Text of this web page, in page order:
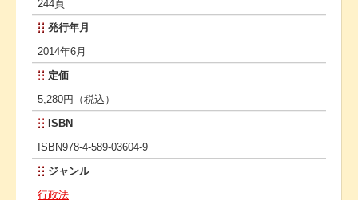
244頁
発行年月
2014年6月
定価
5,280円（税込）
ISBN
ISBN978-4-589-03604-9
ジャンル
行政法